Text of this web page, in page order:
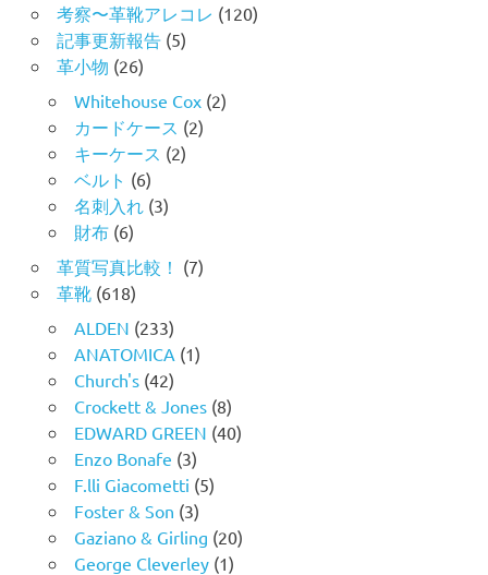
考察〜革靴アレコレ (120)
記事更新報告(5)
革小物 (26)
Whitehouse Cox(2)
カードケース (2)
キーケース (2)
ベルト (6)
名刺入れ (3)
財布(6)
革質写真比較！ (7)
革靴(618)
ALDEN (233)
ANATOMICA (1)
Church's(42)
Crockett & Jones(8)
EDWARD GREEN (40)
Enzo Bonafe (3)
F.lli Giacometti (5)
Foster & Son (3)
Gaziano & Girling (20)
George Cleverley(1)